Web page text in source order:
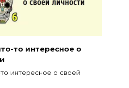
то интересное о
то интересное о своей